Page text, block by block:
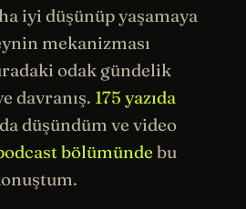
iyi düşünüp yaşamaya
mekanizması
odak gündelik
davranış. 175 yazıda
düşündüm ve video
bölümünde bu